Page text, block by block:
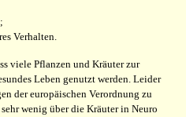
Verhalten.
viele Pflanzen und Kräuter zur
Leben genutzt werden. Leider
der europäischen Verordnung zu
wenig über die Kräuter in Neuro